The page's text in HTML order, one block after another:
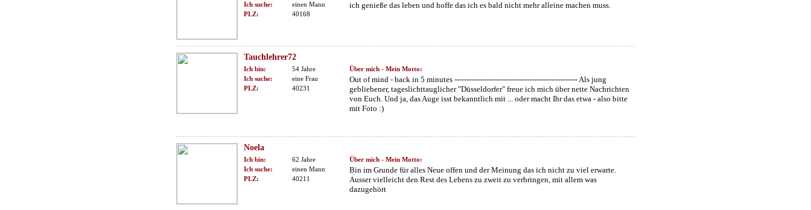
Ich suche:
einen Mann
PLZ:
40168
ich genieße das leben und hoffe das ich es bald nicht mehr alleine machen muss.
Tauchlehrer72
Ich bin:
54 Jahre
Ich suche:
eine Frau
PLZ:
40231
Über mich - Mein Motto:
Out of mind - back in 5 minutes --------------------------------------------------- Als jung
gebliebener, tageslichttauglicher "Düsseldorfer" freue ich mich über nette Nachrichten
von Euch. Und ja, das Auge isst bekanntlich mit ... oder macht Ihr das etwa - also bitte
mit Foto :)
Noela
Ich bin:
62 Jahre
Ich suche:
einen Mann
PLZ:
40211
Über mich - Mein Motto:
Bin im Grunde für alles Neue offen und der Meinung das ich nicht zu viel erwarte.
Ausser vielleicht den Rest des Lebens zu zweit zu verbringen, mit allem was
dazugehört